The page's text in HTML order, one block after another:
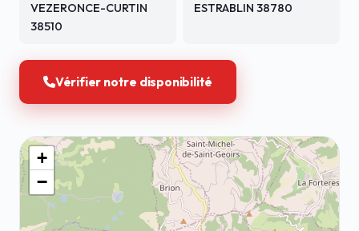
VEZERONCE-CURTIN
38510
ESTRABLIN 38780
Vérifier notre disponibilité
+
−